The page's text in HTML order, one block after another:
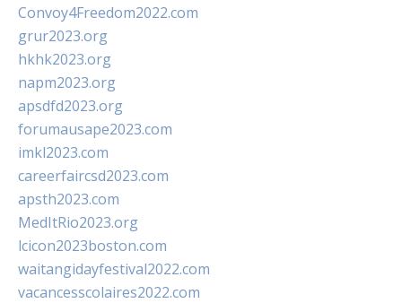
Convoy4Freedom2022.com
grur2023.org
hkhk2023.org
napm2023.org
apsdfd2023.org
forumausape2023.com
imkl2023.com
careerfaircsd2023.com
apsth2023.com
MedItRio2023.org
lcicon2023boston.com
waitangidayfestival2022.com
vacancesscolaires2022.com